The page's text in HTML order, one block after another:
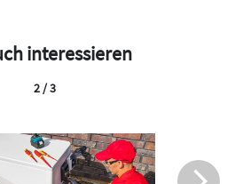
interessieren
2 / 3